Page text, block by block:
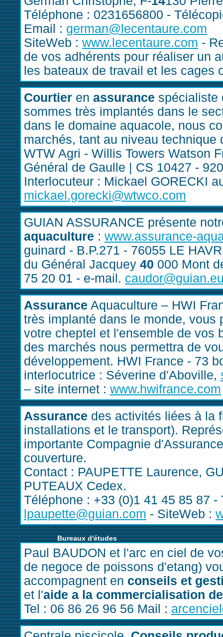
Téléphone : 0231656800 -
Email : german@lecentaure.com
SiteWeb : www.lecentaure.com -
de vos adhérents pour réaliser un
les bateaux de travail et les cages
Courtier en assurance spécialiste
sommes très implantés dans le
dans le domaine aquacole, nous
marchés, tant au niveau technique
WTW Agri - Willis Towers Watson
Général de Gaulle ­| CS 10427 -
Interlocuteur : Mickael GORECKI
mickael.gorecki@wtwco.com
GUIAN ASSURANCE présente
aquaculture : www.assurance-
guinard - B.P.271 - 76055 LE
du Général Jacquey 40 000 Mont
75 20 01 - e-mail.
Assurance Aquaculture – HWI
très implanté dans le monde, vous
votre cheptel et l'ensemble de vos
des marchés nous permettra de
développement. HWI France - 73
interlocutrice : Séverine d'Aboville,
– site internet : www.hwifrance.com
Assurance des activités liées à la
installations et le transport).
importante Compagnie
couverture.
Contact : PAUPETTE Laurence,
PUTEAUX Cedex.
Téléphone : +33 (0)1 41 45 85 87
lpaupette@guian.com - SiteWeb :
Bureaux d'études
Paul BAUDON et l'arc en ciel de
de negoce de poissons d'etang)
accompagnent en conseils et
et l'aide a la commercialisation
Tel : 06 86 26 96 56 Mail :